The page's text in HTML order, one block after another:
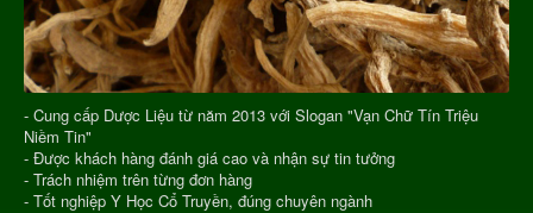
- Cung cấp Dược Liệu từ năm 2013 với Slogan "Vạn Chữ Tín Triệu
Niềm Tin"
- Được khách hàng đánh giá cao và nhận sự tin tưởng
- Trách nhiệm trên từng đơn hàng
- Tốt nghiệp Y Học Cổ Truyền, đúng chuyên ngành